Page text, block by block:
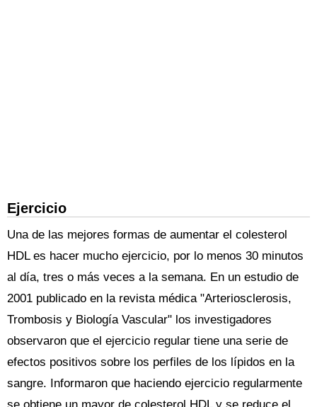
Ejercicio
Una de las mejores formas de aumentar el colesterol
HDL es hacer mucho ejercicio, por lo menos 30 minutos
al día, tres o más veces a la semana. En un estudio de
2001 publicado en la revista médica "Arteriosclerosis,
Trombosis y Biología Vascular" los investigadores
observaron que el ejercicio regular tiene una serie de
efectos positivos sobre los perfiles de los lípidos en la
sangre. Informaron que haciendo ejercicio regularmente